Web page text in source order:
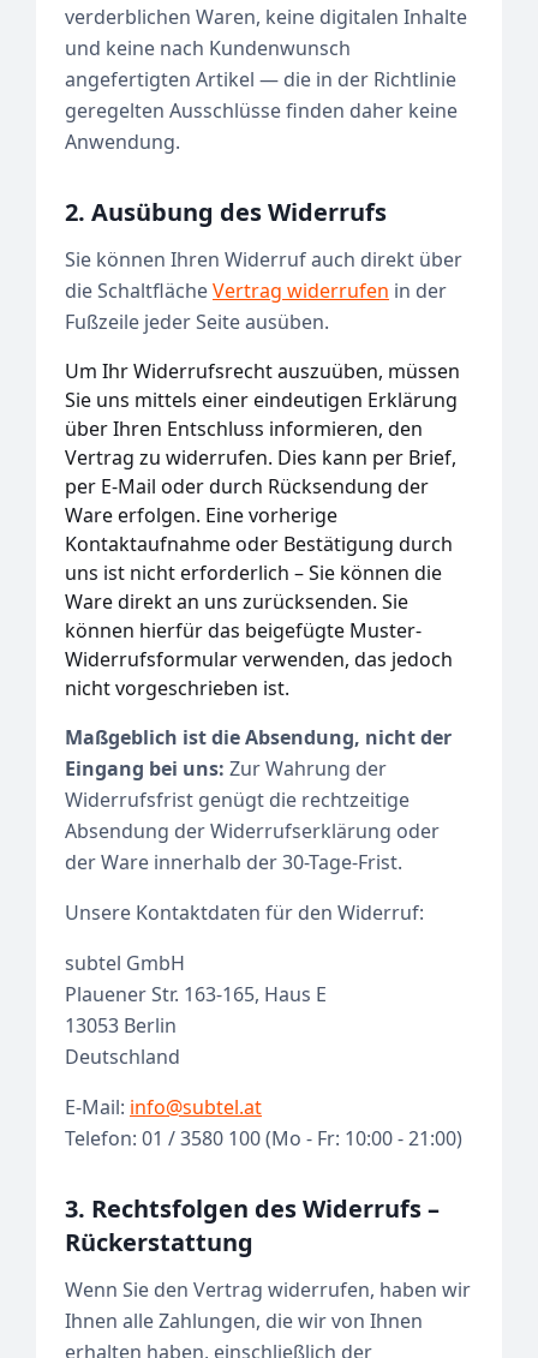
verderblichen Waren, keine digitalen Inhalte
und keine nach Kundenwunsch
angefertigten Artikel — die in der Richtlinie
geregelten Ausschlüsse finden daher keine
Anwendung.
2. Ausübung des Widerrufs
Sie können Ihren Widerruf auch direkt über
die SchaltflächeVertrag widerrufen in der
Fußzeile jeder Seite ausüben.
Um Ihr Widerrufsrecht auszuüben, müssen
Sie uns mittels einer eindeutigen Erklärung
über Ihren Entschluss informieren, den
Vertrag zu widerrufen. Dies kann per Brief,
per E-Mail oder durch Rücksendung der
Ware erfolgen. Eine vorherige
Kontaktaufnahme oder Bestätigung durch
uns ist nicht erforderlich – Sie können die
Ware direkt an uns zurücksenden. Sie
können hierfür das beigefügte Muster-
Widerrufsformular verwenden, das jedoch
nicht vorgeschrieben ist.
Maßgeblich ist die Absendung, nicht der
Eingang bei uns: Zur Wahrung der
Widerrufsfrist genügt die rechtzeitige
Absendung der Widerrufserklärung oder
der Ware innerhalb der 30-Tage-Frist.
Unsere Kontaktdaten für den Widerruf:
subtel GmbH
Plauener Str. 163-165, Haus E
13053 Berlin
Deutschland
E-Mail: info@subtel.at
Telefon: 01 / 3580 100 (Mo - Fr: 10:00 - 21:00)
3. Rechtsfolgen des Widerrufs –
Rückerstattung
Wenn Sie den Vertrag widerrufen, haben wir
Ihnen alle Zahlungen, die wir von Ihnen
erhalten haben, einschließlich der